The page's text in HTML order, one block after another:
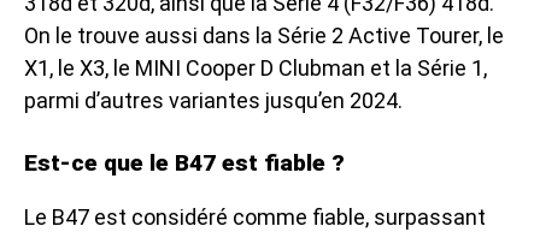
On le trouve aussi dans la Série 2 Active Tourer, le
X1, le X3, le MINI Cooper D Clubman et la Série 1,
parmi d’autres variantes jusqu’en 2024.
Est-ce que le B47 est fiable ?
Le B47 est considéré comme fiable, surpassant